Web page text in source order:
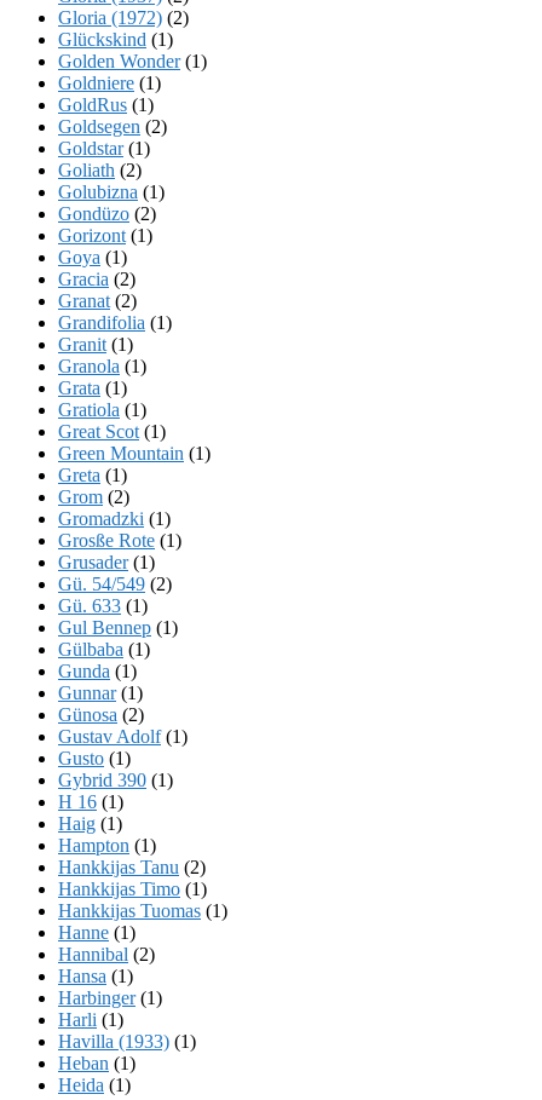
Gloria (1972) (2)
Glückskind (1)
Golden Wonder(1)
Goldniere (1)
GoldRus (1)
Goldsegen (2)
Goldstar(1)
Goliath (2)
Golubizna (1)
Gondüzo (2)
Gorizont (1)
Goya (1)
Gracia (2)
Granat (2)
Grandifolia (1)
Granit (1)
Granola (1)
Grata (1)
Gratiola (1)
Great Scot (1)
Green Mountain (1)
Greta (1)
Grom (2)
Gromadzki (1)
Grosße Rote (1)
Grusader(1)
Gü. 54/549 (2)
Gü. 633 (1)
Gul Bennep (1)
Gülbaba (1)
Gunda (1)
Gunnar(1)
Günosa (2)
Gustav Adolf(1)
Gusto (1)
Gybrid 390 (1)
H 16 (1)
Haig (1)
Hampton (1)
Hankkijas Tanu (2)
Hankkijas Timo (1)
Hankkijas Tuomas (1)
Hanne (1)
Hannibal (2)
Hansa (1)
Harbinger(1)
Harli (1)
Havilla (1933) (1)
Heban (1)
Heida (1)